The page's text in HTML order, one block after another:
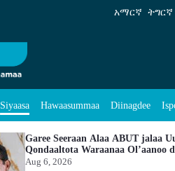
አማርኛ ትግርኛ
Siyaasa Hawaasummaa Diinagdee
Garee Seeraan Alaa ABUT jalaa
Qondaaltota Waraanaa Ol’aanoo
Aug 6, 2026